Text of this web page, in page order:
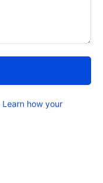
Learn how your